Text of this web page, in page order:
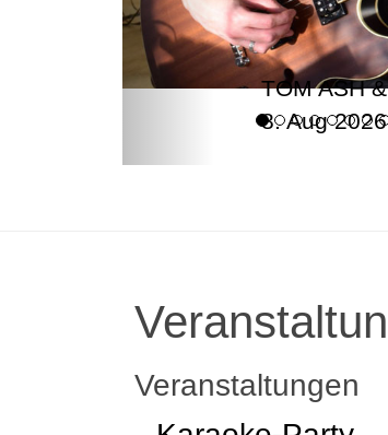
TOM ASH
8. Aug 2026
Veranstaltungen